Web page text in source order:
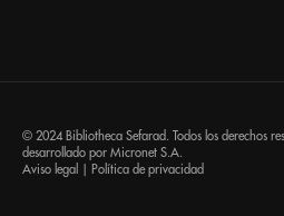
© 2024 Bibliotheca Sefarad. Todos los derechos
desarrollado por Micronet S.A.
Aviso legal
Política de privacidad